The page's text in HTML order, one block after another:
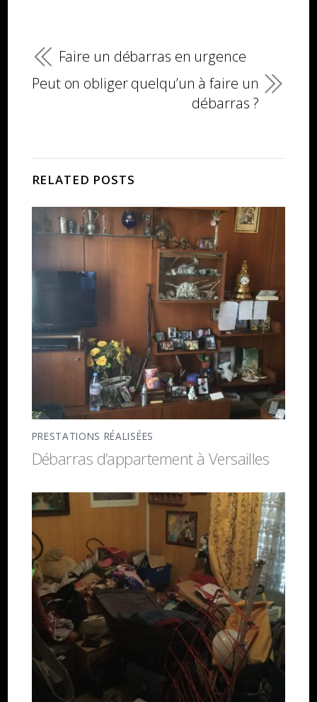
Faire un débarras en urgence
Peut on obliger quelqu’un à faire un
débarras ?
RELATED POSTS
PRESTATIONS RÉALISÉES
Débarras d’appartement à Versailles